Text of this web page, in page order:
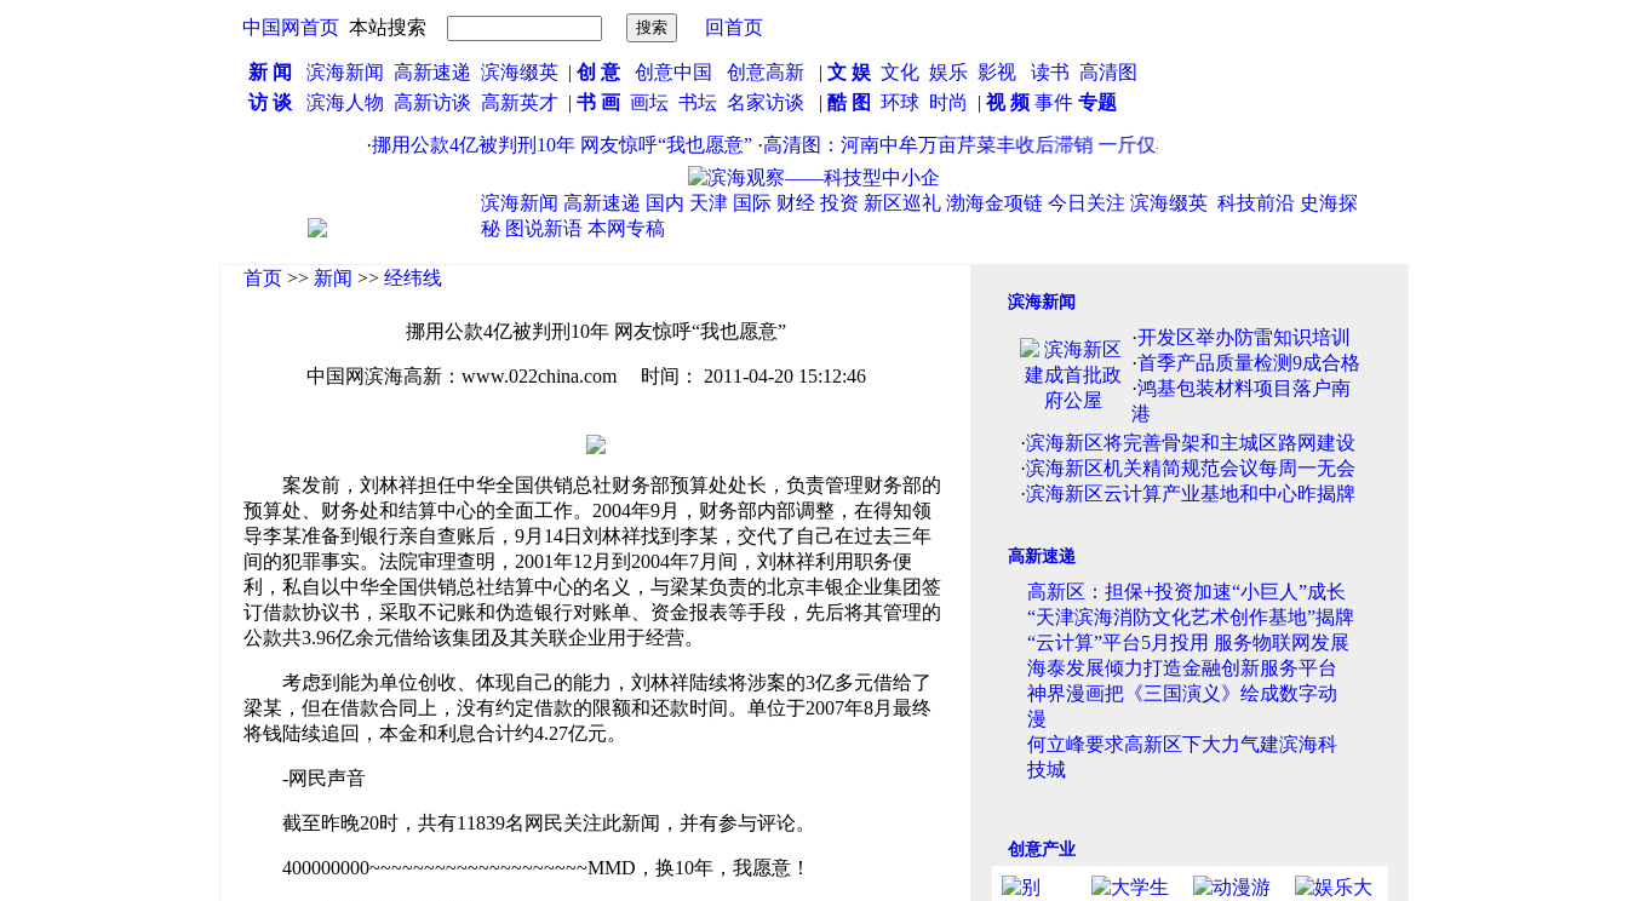
中国网首页 本站搜索 回首页
新 闻 滨海新闻 高新速递 滨海缀英| 创 意 创意中国 创意高新 | 文 娱 文化 娱乐 影视 读书 高清图
访 谈
滨海人物 高新访谈 高新英才 | 书 画 画坛 书坛 名家访谈 | 酷 图 环球 时尚 | 视 频事件 专题
挪用公款4亿被判刑10年 网友惊呼“我也愿意”·高清图：河南中牟万亩芹菜丰收后滞销 一斤仅卖六分钱
滨海新闻 高新速递 国内 天津 国际 财经 投资 新区巡礼 渤海金项链 今日关注 滨海缀英 科技前沿 史海探
秘 图说新语 本网专稿
首页 >> 新闻 >> 经纬线
挪用公款4亿被判刑10年 网友惊呼“我也愿意”
中国网滨海高新：www.022china.com 时间： 2011-04-20 15:12:46
案发前，刘林祥担任中华全国供销总社财务部预算处处长，负责管理财务部的
预算处、财务处和结算中心的全面工作。2004年9月，财务部内部调整，在得知领
导李某准备到银行亲自查账后，9月14日刘林祥找到李某，交代了自己在过去三年
间的犯罪事实。法院审理查明，2001年12月到2004年7月间，刘林祥利用职务便
利，私自以中华全国供销总社结算中心的名义，与梁某负责的北京丰银企业集团签
订借款协议书，采取不记账和伪造银行对账单、资金报表等手段，先后将其管理的
公款共3.96亿余元借给该集团及其关联企业用于经营。
考虑到能为单位创收、体现自己的能力，刘林祥陆续将涉案的3亿多元借给了
梁某，但在借款合同上，没有约定借款的限额和还款时间。单位于2007年8月最终
将钱陆续追回，本金和利息合计约4.27亿元。
-网民声音
截至昨晚20时，共有11839名网民关注此新闻，并有参与评论。
400000000~~~~~~~~~~~~~~~~~~~~MMD，换10年，我愿意！
滨海新闻
·开发区举办防雷知识培训
·首季产品质量检测9成合格
·鸿基包装材料项目落户南
港
·滨海新区将完善骨架和主城区路网建设
·滨海新区机关精简规范会议每周一无会
·滨海新区云计算产业基地和中心昨揭牌
高新速递
高新区：担保+投资加速“小巨人”成长
“天津滨海消防文化艺术创作基地”揭牌
“云计算”平台5月投用 服务物联网发展
海泰发展倾力打造金融创新服务平台
神界漫画把《三国演义》绘成数字动
漫
何立峰要求高新区下大力气建滨海科
技城
创意产业